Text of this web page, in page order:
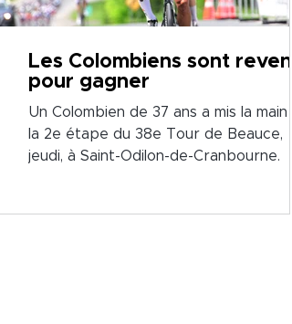
Les Colombiens sont
pour gagner
Un Colombien de 37 ans a mis la main
la 2e étape du 38e Tour de Beauce,
jeudi, à Saint-Odilon-de-Cranbourne.